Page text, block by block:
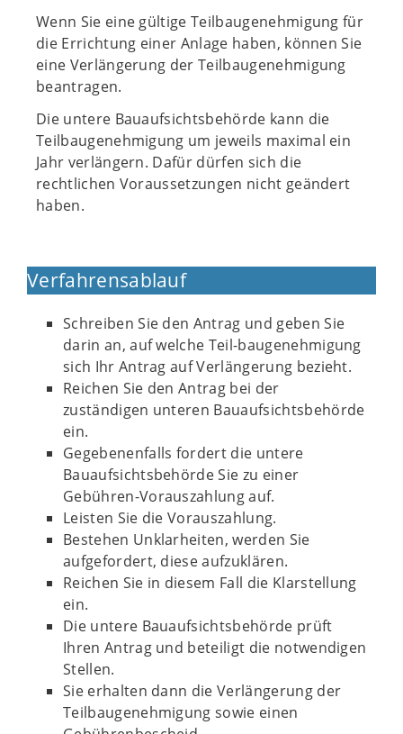
Wenn Sie eine gültige Teilbaugenehmigung für
die Errichtung einer Anlage haben, können Sie
eine Verlängerung der Teilbaugenehmigung
beantragen.
Die untere Bauaufsichtsbehörde kann die
Teilbaugenehmigung um jeweils maximal ein
Jahr verlängern. Dafür dürfen sich die
rechtlichen Voraussetzungen nicht geändert
haben.
Verfahrensablauf
Schreiben Sie den Antrag und geben Sie
darin an, auf welche Teil-baugenehmigung
sich Ihr Antrag auf Verlängerung bezieht.
Reichen Sie den Antrag bei der
zuständigen unteren Bauaufsichtsbehörde
ein.
Gegebenenfalls fordert die untere
Bauaufsichtsbehörde Sie zu einer
Gebühren-Vorauszahlung auf.
Leisten Sie die Vorauszahlung.
Bestehen Unklarheiten, werden Sie
aufgefordert, diese aufzuklären.
Reichen Sie in diesem Fall die Klarstellung
ein.
Die untere Bauaufsichtsbehörde prüft
Ihren Antrag und beteiligt die notwendigen
Stellen.
Sie erhalten dann die Verlängerung der
Teilbaugenehmigung sowie einen